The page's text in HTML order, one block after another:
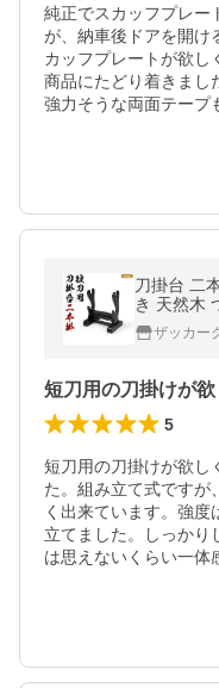
純正でスカッフプレー
が、納車後ドアを開け
カッフプレートが欲し
商品にたどり着きまし
強力そうな両面テープ
刀掛台 二
き 天然木
け台 横置
6 ザッカー
5
短刀用の刀掛けが欲し
た。組み立て式ですが
く出来ています。強
立てました。しっかり
は思えないくらい一体